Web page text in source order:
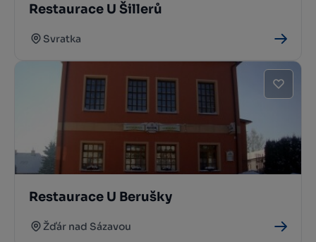
Restaurace U Šillerů
Svratka
Restaurace U Berušky
Žďár nad Sázavou